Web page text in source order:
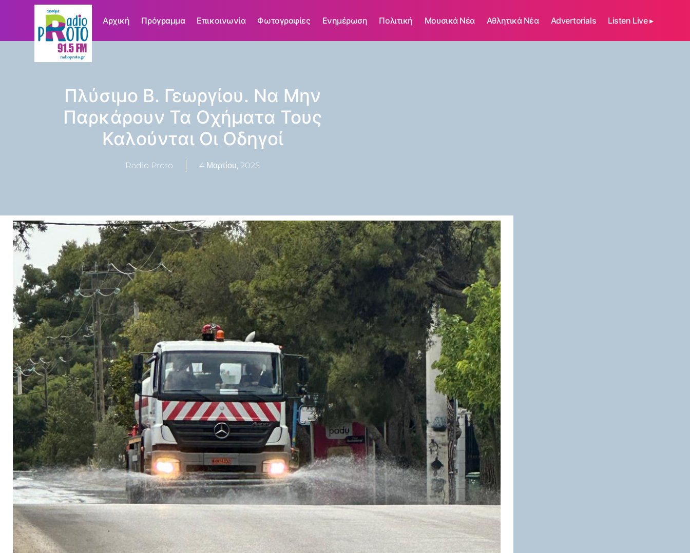
Αρχική Πρόγραμμα Επικοινωνία Φωτογραφίες Ενημέρωση Πολιτική Μουσικά Νέα Αθλητικά Νέα Advertorials Listen Live ▸
Πλύσιμο Β. Γεωργίου. Να Μην
Παρκάρουν Τα Οχήματα Τους
Καλούνται Οι Οδηγοί
Radio Proto 4 Μαρτίου, 2025